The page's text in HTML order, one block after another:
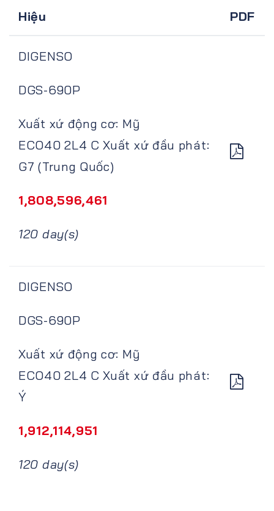
Hiệu PDF
DIGENSO
DGS-690P
Xuất xứ động cơ: Mỹ
ECO40 2L4 C Xuất xứ đầu phát:
G7 (Trung Quốc)
1,808,596,461
120 day(s)
DIGENSO
DGS-690P
Xuất xứ động cơ: Mỹ
ECO40 2L4 C Xuất xứ đầu phát:
Ý
1,912,114,951
120 day(s)